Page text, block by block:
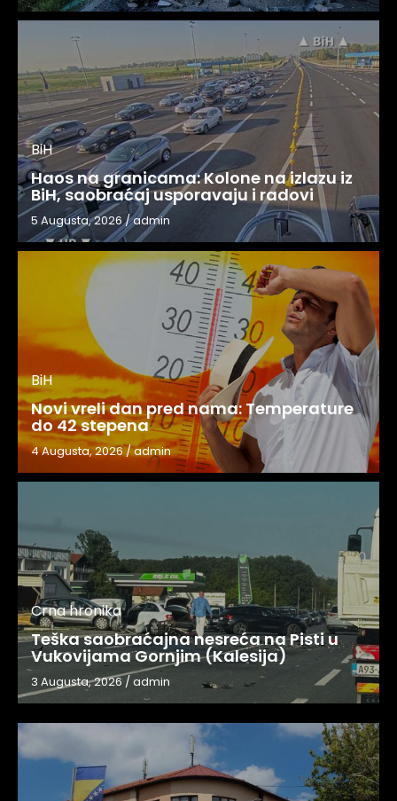
BiH
Haos na granicama: Kolone na izlazu iz
BiH, saobraćaj usporavaju i radovi
5 Augusta, 2026/admin
BiH
Novi vreli dan pred nama: Temperature
do 42 stepena
4 Augusta, 2026/admin
Crna hronika
Teška saobraćajna nesreća na Pisti u
Vukovijama Gornjim (Kalesija)
3 Augusta, 2026 / admin